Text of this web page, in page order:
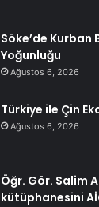
Söke’de Kurban
Yoğunluğu
Ağustos 6, 2026
Türkiye ile Çin
Ağustos 6, 2026
Öğr. Gör. Salim
kütüphanesini